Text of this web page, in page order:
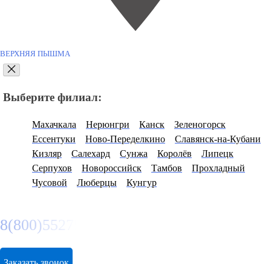
ВЕРХНЯЯ ПЫШМА
Выберите филиал:
Махачкала Нерюнгри Канск
Зеленогорск
Ессентуки
Ново-Переделкино
Славянск-на-Кубани
Кизляр
Салехард Сунжа Королёв
Липецк
Серпухов
Новороссийск Тамбов
Прохладный
Чусовой
Люберцы Кунгур
8(800)5527584